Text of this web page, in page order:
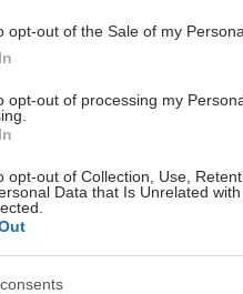
opt-out of the Sale of my
opt-out of processing my
opt-out of Collection, Use,
Data that Is Unrelated
« όπου μπαίνει νυστερι μένει
Χειρουργοί προσπαθούν να
84 κιλά, 184 ύψος
2023, 19:07
γυναικομαστια θα πει η
στον αντρα.